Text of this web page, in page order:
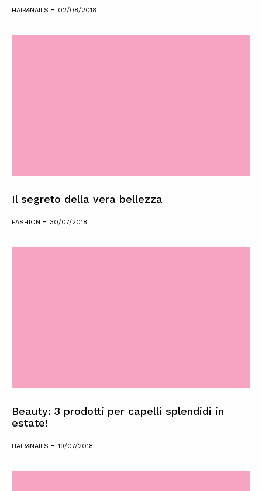
HAIR&NAILS - 02/08/2018
Il segreto della vera bellezza
FASHION - 30/07/2018
Beauty: 3 prodotti per capelli splendidi in
estate!
HAIR&NAILS - 19/07/2018